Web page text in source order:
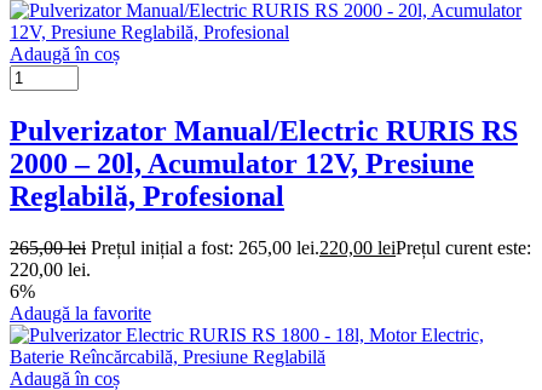
Adaugă în coș
Pulverizator Manual/Electric RURIS RS
2000 – 20l, Acumulator 12V, Presiune
Reglabilă, Profesional
265,00lei Prețul inițial a fost: 265,00 lei.220,00 leiPrețul curent este:
220,00 lei.
6%
Adaugă la favorite
Adaugă în coș